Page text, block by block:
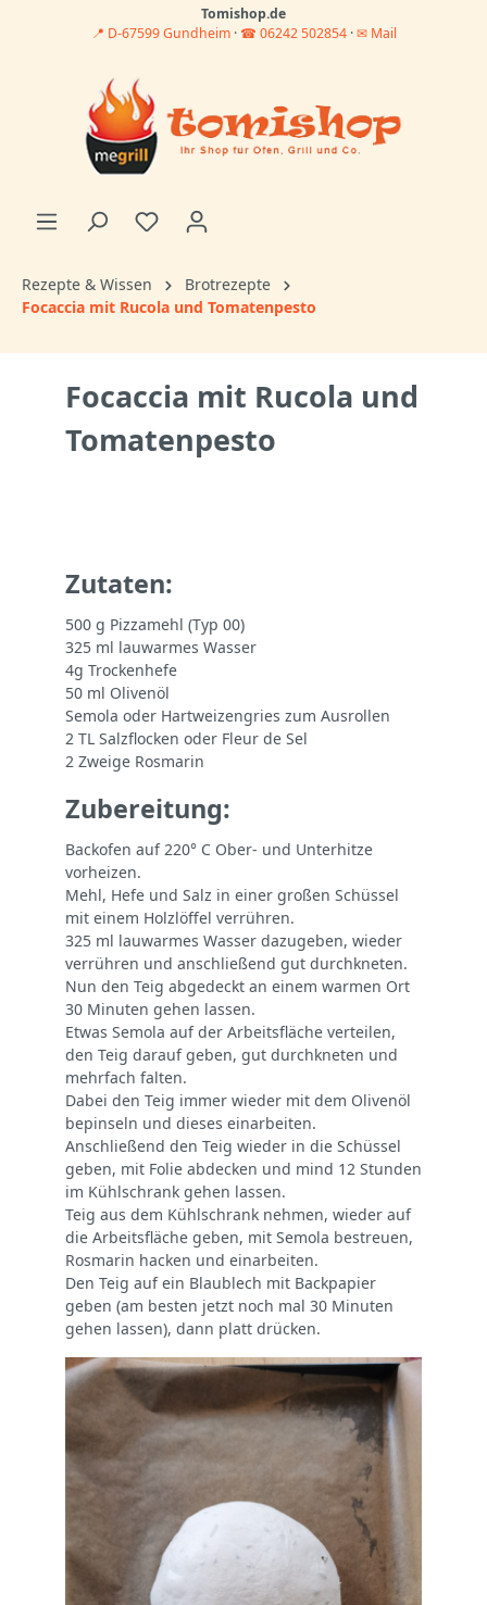
Tomishop.de
📍 D-67599 Gundheim · ☎ 06242 502854·✉ Mail
Rezepte & Wissen
Brotrezepte
Focaccia mit Rucola und Tomatenpesto
Focaccia mit Rucola und
Tomatenpesto
Zutaten:
500 g Pizzamehl (Typ 00)
325 ml lauwarmes Wasser
4g Trockenhefe
50 ml Olivenöl
Semola oder Hartweizengries zum Ausrollen
2 TL Salzflocken oder Fleur de Sel
2 Zweige Rosmarin
Zubereitung:
Backofen auf 220° C Ober- und Unterhitze
vorheizen.
Mehl, Hefe und Salz in einer großen Schüssel
mit einem Holzlöffel verrühren.
325 ml lauwarmes Wasser dazugeben, wieder
verrühren und anschließend gut durchkneten.
Nun den Teig abgedeckt an einem warmen Ort
30 Minuten gehen lassen.
Etwas Semola auf der Arbeitsfläche verteilen,
den Teig darauf geben, gut durchkneten und
mehrfach falten.
Dabei den Teig immer wieder mit dem Olivenöl
bepinseln und dieses einarbeiten.
Anschließend den Teig wieder in die Schüssel
geben, mit Folie abdecken und mind 12 Stunden
im Kühlschrank gehen lassen.
Teig aus dem Kühlschrank nehmen, wieder auf
die Arbeitsfläche geben, mit Semola bestreuen,
Rosmarin hacken und einarbeiten.
Den Teig auf ein Blaublech mit Backpapier
geben (am besten jetzt noch mal 30 Minuten
gehen lassen), dann platt drücken.